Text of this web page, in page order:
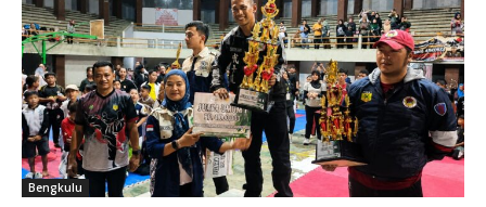
Bengkulu